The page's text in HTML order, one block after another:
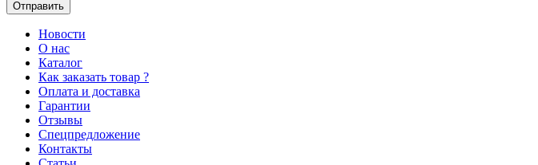
Новости
О нас
Каталог
Как заказать товар ?
Оплата и доставка
Гарантии
Отзывы
Спецпредложение
Контакты